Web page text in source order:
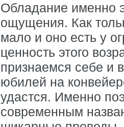
Обладание именно
ощущения. Как
мало и оно есть у
ценность этого
признаемся себе и
юбилей на
удастся. Именно
современным